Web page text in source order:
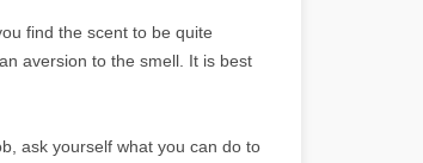
find the scent to be quite
aversion to the smell. It is best
ask yourself what you can do to